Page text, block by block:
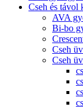
Cseh és távol
AVA
Bi-bo
Cseh
Cseh